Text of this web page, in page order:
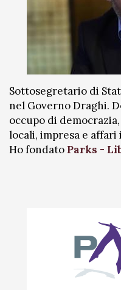
Sottosegretario di
nel Governo Draghi.
occupo di
locali, impresa e
Ho fondato Parks -